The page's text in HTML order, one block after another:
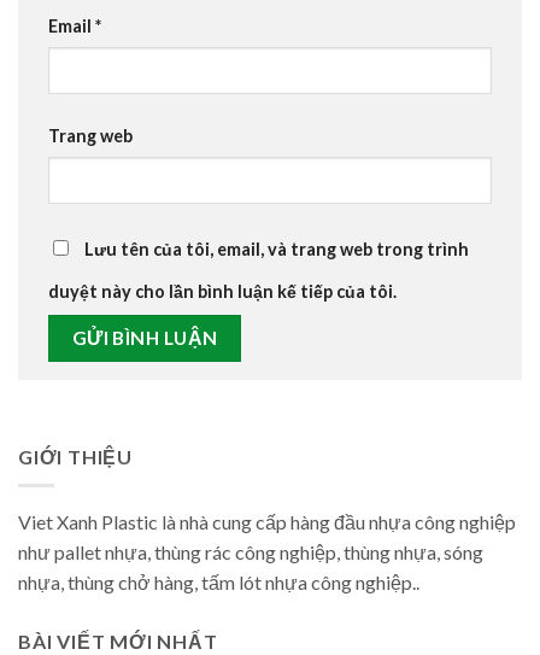
Email *
Trang web
Lưu tên của tôi, email, và trang web trong trình
duyệt này cho lần bình luận kế tiếp của tôi.
GIỚI THIỆU
Viet Xanh Plastic là nhà cung cấp hàng đầu nhựa công nghiệp
như pallet nhựa, thùng rác công nghiệp, thùng nhựa, sóng
nhựa, thùng chở hàng, tấm lót nhựa công nghiệp..
BÀI VIẾT MỚI NHẤT